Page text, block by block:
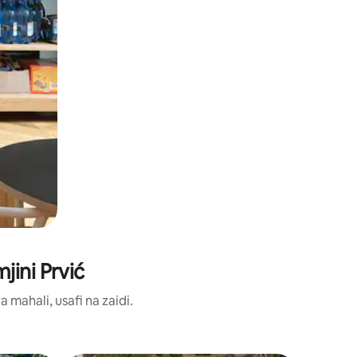
Prvić
mahali, usafi na zaidi.